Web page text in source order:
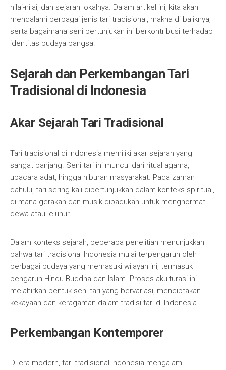
nilai-nilai, dan sejarah lokalnya. Dalam artikel ini, kita akan
mendalami berbagai jenis tari tradisional, makna di baliknya,
serta bagaimana seni pertunjukan ini berkontribusi terhadap
identitas budaya bangsa.
Sejarah dan Perkembangan Tari
Tradisional di Indonesia
Akar Sejarah Tari Tradisional
Tari tradisional di Indonesia memiliki akar sejarah yang
sangat panjang. Seni tari ini muncul dari ritual agama,
upacara adat, hingga hiburan masyarakat. Pada zaman
dahulu, tari sering kali dipertunjukkan dalam konteks spiritual,
di mana gerakan dan musik dipadukan untuk menghormati
dewa atau leluhur.
Dalam konteks sejarah, beberapa penelitian menunjukkan
bahwa tari tradisional Indonesia mulai terpengaruh oleh
berbagai budaya yang memasuki wilayah ini, termasuk
pengaruh Hindu-Buddha dan Islam. Proses akulturasi ini
melahirkan bentuk seni tari yang bervariasi, menciptakan
kekayaan dan keragaman dalam tradisi tari di Indonesia.
Perkembangan Kontemporer
Di era modern, tari tradisional Indonesia mengalami